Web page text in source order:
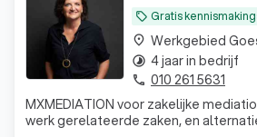
local_offer Gratis
MXMEDIATION voor zakelijke
werk gerelateerde zaken, en
place Werkgebied
timelapse 4 jaar in bedrijf
phone 010 261 5631